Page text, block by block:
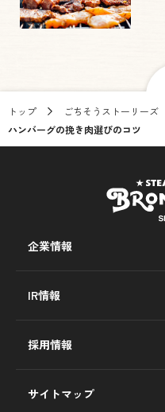
トップ ごちそうストーリーズ
ハンバーグの挽き肉選びのコツ
企業情報
IR情報
採用情報
サイトマップ